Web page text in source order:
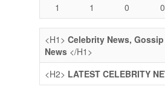
1
1 0 0
<H1> Celebrity News,
News </H1>
<H2> LATEST CELEBRITY